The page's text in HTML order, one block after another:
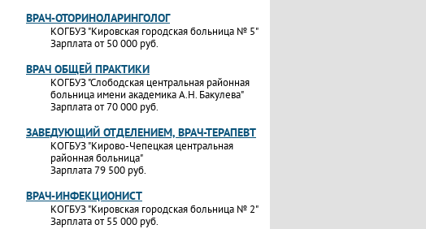
ВРАЧ-ОТОРИНОЛАРИНГОЛОГ
КОГБУЗ "Кировская городская больница № 5"
Зарплата от 50 000 руб.
ВРАЧ ОБЩЕЙ ПРАКТИКИ
КОГБУЗ "Слободская центральная районная
больница имени академика А.Н. Бакулева"
Зарплата от 70 000 руб.
ЗАВЕДУЮЩИЙ ОТДЕЛЕНИЕМ, ВРАЧ-ТЕРАПЕВТ
КОГБУЗ "Кирово-Чепецкая центральная
районная больница"
Зарплата 79 500 руб.
ВРАЧ-ИНФЕКЦИОНИСТ
КОГБУЗ "Кировская городская больница № 2"
Зарплата от 55 000 руб.